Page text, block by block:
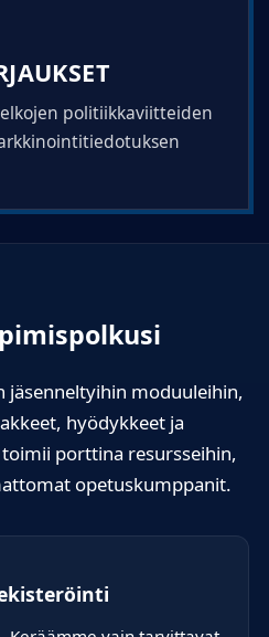
politiikkaviitteiden
jäsenneltyihin moduuleihin,
hyödykkeet ja
porttina resursseihin,
opetuskumppanit.